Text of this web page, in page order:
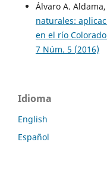
Álvaro A. Aldama,
naturales:
en el río Colorado
7 Núm. 5 (2016)
Idioma
English
Español